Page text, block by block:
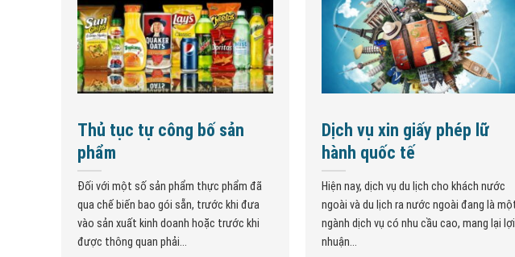
Thủ tục tự công bố sản
phẩm
Đối với một số sản phẩm thực phẩm đã
qua chế biến bao gói sẵn, trước khi đưa
vào sản xuất kinh doanh hoặc trước khi
được thông quan phải...
Dịch vụ xin giấy phép lữ
hành quốc tế
Hiện nay, dịch vụ du lịch cho khách nước
ngoài và du lịch ra nước ngoài đang là
ngành dịch vụ có nhu cầu cao, mang lại lợi
nhuận...